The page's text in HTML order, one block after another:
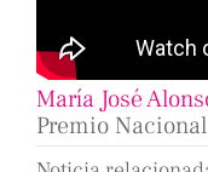
María José
Premio